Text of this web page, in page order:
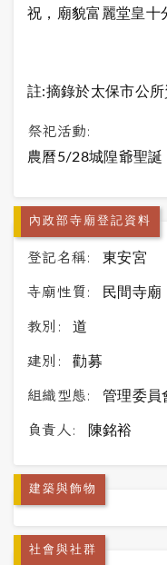
祝，廟貌富麗堂皇十
註:摘錄於太保市公所
祭祀活動:
農曆5/28城隍爺聖誕
內政部寺廟登記資料
登記名稱: 東安宮
寺廟性質: 民間寺廟
教別: 道
建別: 勸募
組織型態: 管理委員
負責人: 陳銘裕
建築與飾物
社會與社群